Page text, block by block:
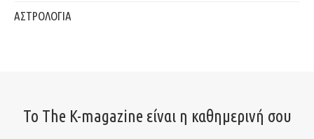
ΑΣΤΡΟΛΟΓΙΑ
Το The K-magazine είναι η καθημερινή σου